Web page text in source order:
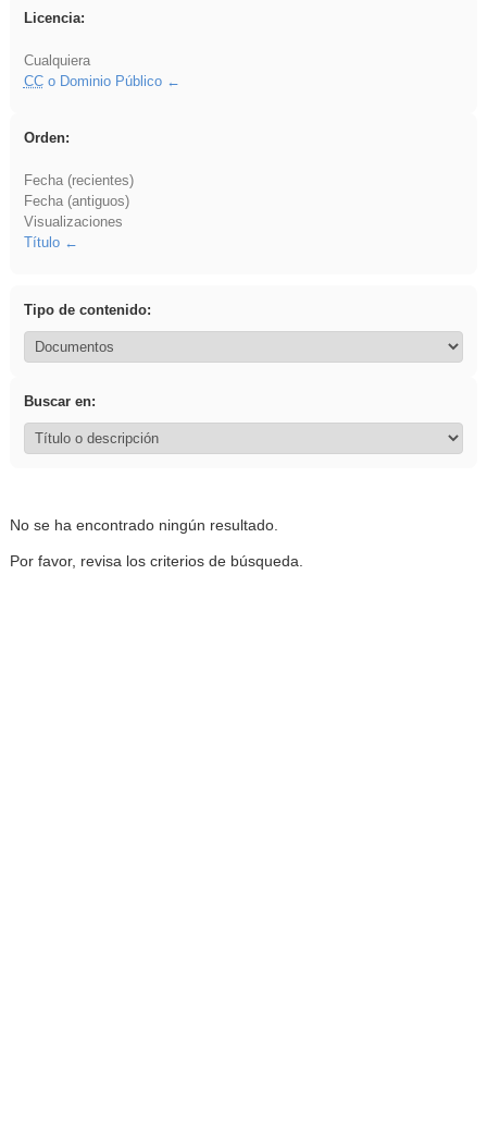
Licencia:
Cualquiera
CCo Dominio Público
Orden:
Fecha (recientes)
Fecha (antiguos)
Visualizaciones
Título
Tipo de contenido:
Buscar en:
No se ha encontrado ningún resultado.
Por favor, revisa los criterios de búsqueda.